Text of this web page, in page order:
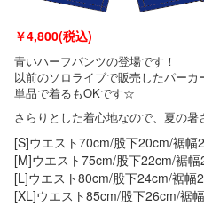
￥4,800(税込)
青いハーフパンツの登場です！
以前のソロライブで販売したパーカ
単品で着るもOKです☆
さらりとした着心地なので、夏の暑
[S]ウエスト70cm/股下20cm/裾幅
[M]ウエスト75cm/股下22cm/裾幅
[L]ウエスト80cm/股下24cm/裾幅
[XL]ウエスト85cm/股下26cm/裾